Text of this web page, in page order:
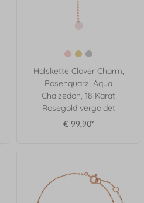
Halskette Clover Charm,
Rosenquarz, Aqua
Chalzedon, 18 Karat
Rosegold vergoldet
€ 99,90*